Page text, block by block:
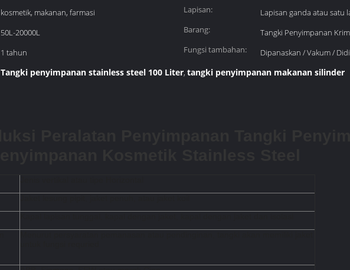
kosmetik, makanan, farmasi Lapisan:
Lapisan ganda atau satu
50L-20000L Barang:
Tangki Penyimpanan Krim
1 tahun Fungsi tambahan:
Dipanaskan / Vakum /
Tangki penyimpanan stainless steel 100 Liter, tangki penyimpanan makanan silinder